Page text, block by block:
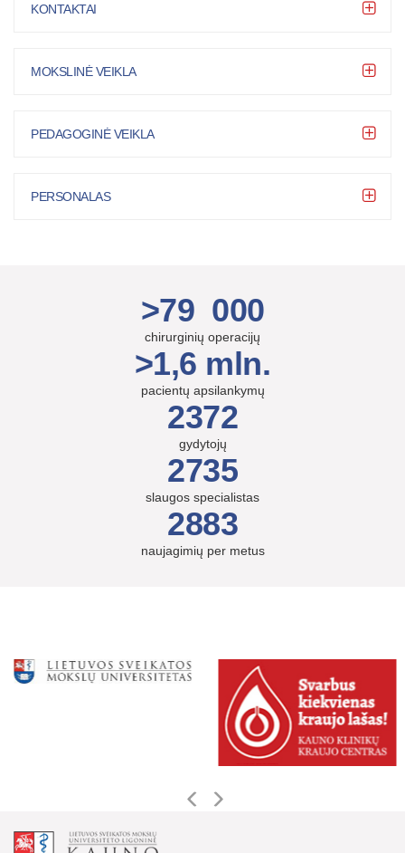
KONTAKTAI
MOKSLINĖ VEIKLA
PEDAGOGINĖ VEIKLA
PERSONALAS
>79 000
chirurginių operacijų
>1,6 mln.
pacientų apsilankymų
2372
gydytojų
2735
slaugos specialistas
2883
naujagimių per metus